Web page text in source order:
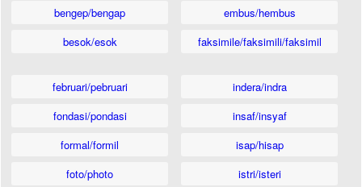
bengep/bengap
besok/esok
embus/hembus
faksimile/faksimili/faksimil
februari/pebruari
fondasi/pondasi
formal/formil
foto/photo
indera/indra
insaf/insyaf
isap/hisap
istri/isteri